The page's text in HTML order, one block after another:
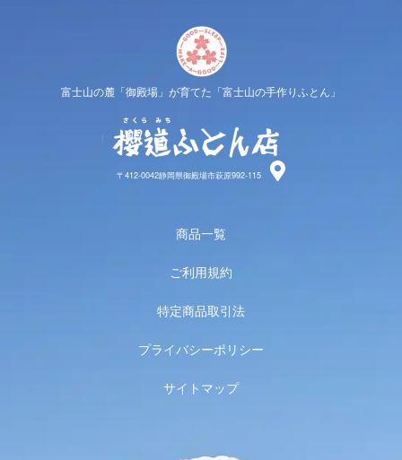
富士山の麓「御殿場」が育てた「富士山の手作りふとん」
〒412-0042静岡県御殿場市萩原992-115
商品一覧
ご利用規約
特定商品取引法
プライバシーポリシー
サイトマップ